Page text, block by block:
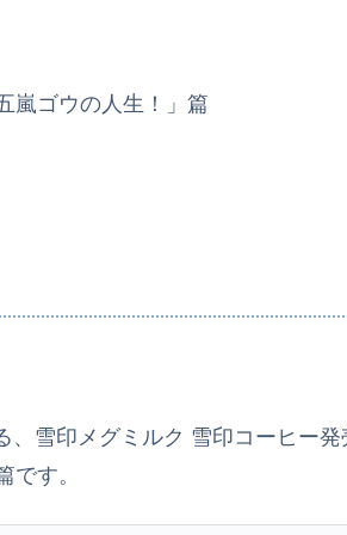
嵐ゴウの人生！」篇
雪印メグミルク 雪印コーヒー発
す。